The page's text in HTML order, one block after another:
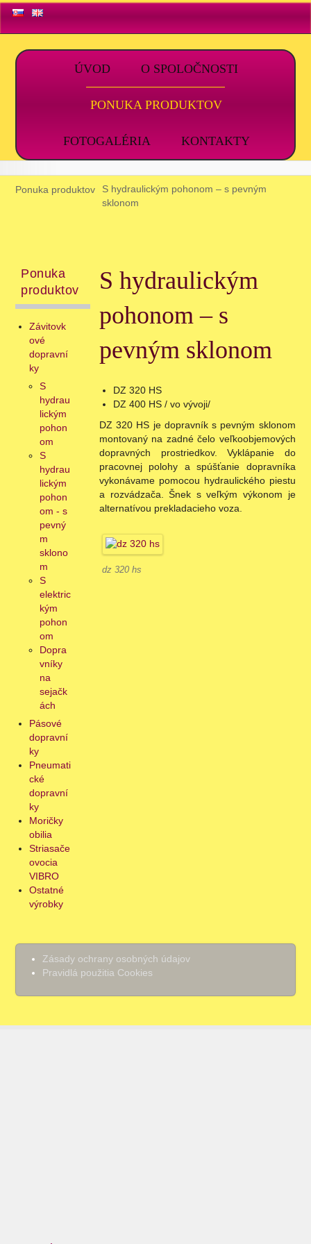
ÚVOD O SPOLOČNOSTI
PONUKA PRODUKTOV
FOTOGALÉRIA KONTAKTY
Ponuka produktov
S hydraulickým pohonom – s pevným
sklonom
Ponuka
produktov
Závitovk
ové
dopravní
ky
S
hydrau
lickým
pohon
om
S
hydrau
lickým
pohon
om - s
pevný
m
sklono
m
S
elektric
kým
pohon
om
Dopra
vníky
na
sejačk
ách
Pásové
dopravní
ky
Pneumati
cké
dopravní
ky
Moričky
obilia
Striasače
ovocia
VIBRO
Ostatné
výrobky
S hydraulickým
pohonom – s
pevným sklonom
DZ 320 HS
DZ 400 HS / vo vývoji/
DZ 320 HS je dopravník s pevným sklonom
montovaný na zadné čelo veľkoobjemových
dopravných prostriedkov. Vyklápanie do
pracovnej polohy a spúšťanie dopravníka
vykonávame pomocou hydraulického piestu
a rozvádzača. Šnek s veľkým výkonom je
alternatívou prekladacieho voza.
dz 320 hs
Zásady ochrany osobných údajov
Pravidlá použitia Cookies